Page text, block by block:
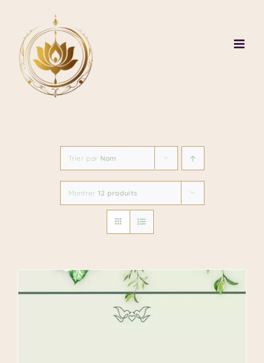
contenu
Trier par Nom
Montrer 12 produits